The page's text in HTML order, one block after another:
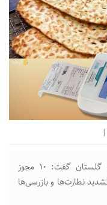
معاون هماهنگی امور اقتصادی استانداری گلستان گفت: ۱۰ مجوز
نطارت‌ها و بازرسی‌ها